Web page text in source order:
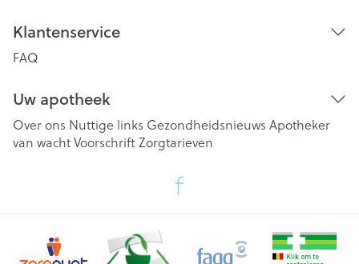
Klantenservice
FAQ
Uw apotheek
Over ons Nuttige links Gezondheidsnieuws Apotheker
van wachtVoorschriftZorgtarieven